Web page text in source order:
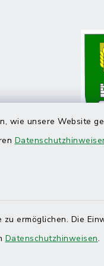
wie unsere Website
ermöglichen. Die
Datenschutzhinweisen.